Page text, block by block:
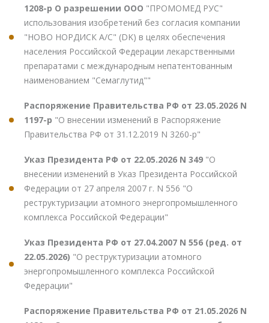
1208-р О разрешении ООО "ПРОМОМЕД РУС"
использования изобретений без согласия компании
"НОВО НОРДИСК А/С" (DK) в целях обеспечения
населения Российской Федерации лекарственными
препаратами с международным непатентованным
наименованием "Семаглутид""
Распоряжение Правительства РФ от 23.05.2026 N
1197-р "О внесении изменений в Распоряжение
Правительства РФ от 31.12.2019 N 3260-р"
Указ Президента РФ от 22.05.2026 N 349 "О
внесении изменений в Указ Президента Российской
Федерации от 27 апреля 2007 г. N 556 "О
реструктуризации атомного энергопромышленного
комплекса Российской Федерации"
Указ Президента РФ от 27.04.2007 N 556 (ред. от
22.05.2026) "О реструктуризации атомного
энергопромышленного комплекса Российской
Федерации"
Распоряжение Правительства РФ от 21.05.2026 N